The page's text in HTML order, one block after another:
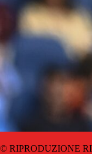
© RIPRODUZIONE